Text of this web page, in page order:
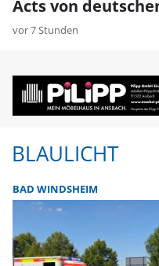
Acts von
vor 7 Stunden
BLAULICHT
BAD WINDSHEIM